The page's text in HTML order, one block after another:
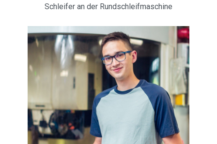
Schleifer an der Rundschleifmaschine